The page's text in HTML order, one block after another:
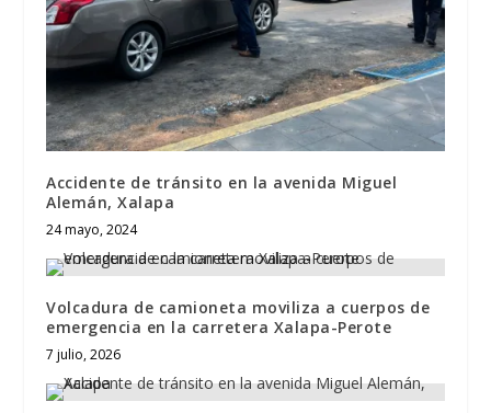
Accidente de tránsito en la avenida Miguel
Alemán, Xalapa
24 mayo, 2024
Volcadura de camioneta moviliza a cuerpos de
emergencia en la carretera Xalapa-Perote
7 julio, 2026